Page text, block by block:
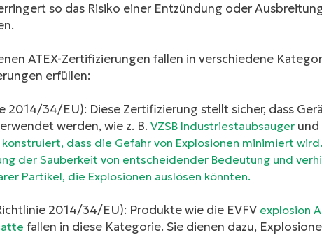
so das Risiko einer Entzündung oder
ATEX-Zertifizierungen fallen in verschiedene
erfüllen:
2014/34/EU): Diese Zertifizierung stellt sicher, dass
werden, wie z. B. VZSB Industriestaubsaugerund
dass die Gefahr von Explosionen minimiert
der Sauberkeit von entscheidender Bedeutung und
Partikel, die Explosionen auslösen könnten.
2014/34/EU): Produkte wie die EVFV explosion
fallen in diese Kategorie. Sie dienen dazu,